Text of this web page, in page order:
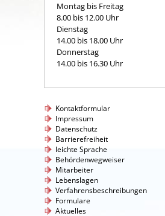
Montag bis Freitag
8.00 bis 12.00 Uhr
Dienstag
14.00 bis 18.00 Uhr
Donnerstag
14.00 bis 16.30 Uhr
Kontaktformular
Impressum
Datenschutz
Barrierefreiheit
leichte Sprache
Behördenwegweiser
Mitarbeiter
Lebenslagen
Verfahrensbeschreibungen
Formulare
Aktuelles